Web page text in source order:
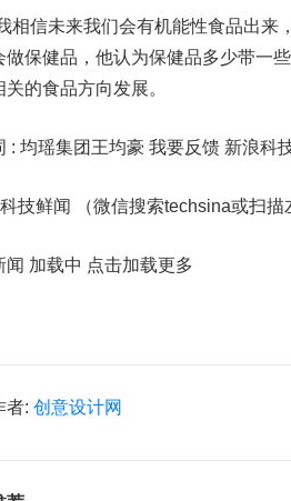
信未来我们会有机能性食品出来
做保健品，他认为保健品多少带一
关的食品方向发展。
: 均瑶集团王均豪 我要反馈 新浪科
科技鲜闻 （微信搜索techsina或扫描
闻 加载中 点击加载更多
者: 创意设计网